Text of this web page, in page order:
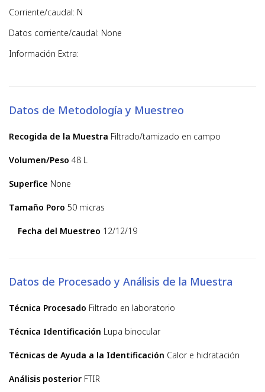
Corriente/caudal: N
Datos corriente/caudal: None
Información Extra:
Datos de Metodología y Muestreo
Recogida de la Muestra Filtrado/tamizado en campo
Volumen/Peso 48 L
Superfice None
Tamaño Poro 50 micras
Fecha del Muestreo 12/12/19
Datos de Procesado y Análisis de la Muestra
Técnica Procesado Filtrado en laboratorio
Técnica Identificación Lupa binocular
Técnicas de Ayuda a la Identificación Calor e hidratación
Análisis posterior FTIR